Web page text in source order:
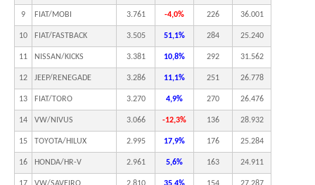
9 FIAT/MOBI 3.761 -4,0% 226 36.001
10 FIAT/FASTBACK 3.505 51,1% 284 25.240
11 NISSAN/KICKS 3.381 10,8% 292 31.562
12 JEEP/RENEGADE 3.286 11,1% 251 26.778
13 FIAT/TORO 3.270 4,9% 270 26.476
14 VW/NIVUS 3.066 -12,3% 136 28.932
15 TOYOTA/HILUX 2.995 17,9% 176 25.284
16 HONDA/HR-V 2.961 5,6% 163 24.911